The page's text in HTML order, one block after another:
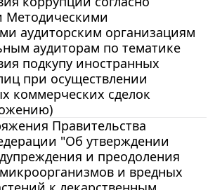
аудиторским организациям
аудиторам по тематике
подкупу иностранных
при осуществлении
коммерческих сделок
Правительства
"Об утверждении
и преодоления
и вредных